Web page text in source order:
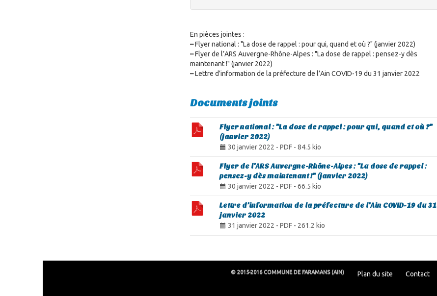
En pièces jointes :
–Flyer national : "La dose de rappel : pour qui, quand et où ?" (janvier 2022)
–Flyer de l’ARS Auvergne-Rhône-Alpes : "La dose de rappel : pensez-y dès
maintenant !" (janvier 2022)
–Lettre d’information de la préfecture de l’Ain COVID-19 du 31 janvier 2022
Documents joints
Flyer national : "La dose de rappel : pour qui, quand et où ?"
(janvier 2022)
30 janvier 2022 - PDF - 84.5 kio
Flyer de l’ARS Auvergne-Rhône-Alpes : "La dose de rappel :
pensez-y dès maintenant !" (janvier 2022)
30 janvier 2022 - PDF - 66.5 kio
Lettre d’information de la préfecture de l’Ain COVID-19 du 31
janvier 2022
31 janvier 2022 - PDF - 261.2 kio
© 2015-2016 COMMUNE DE FARAMANS (AIN) Plan du site Contact